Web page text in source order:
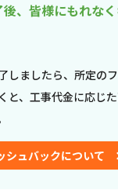
、皆様にもれな
しましたら、所定の
と、工事代金に応じ
シュバックについて